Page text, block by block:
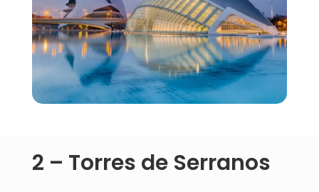
2 – Torres de Serranos